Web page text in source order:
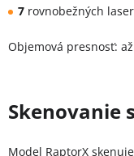
7 rovnobežných
Objemová presnosť: až
Skenovanie
Model RaptorX